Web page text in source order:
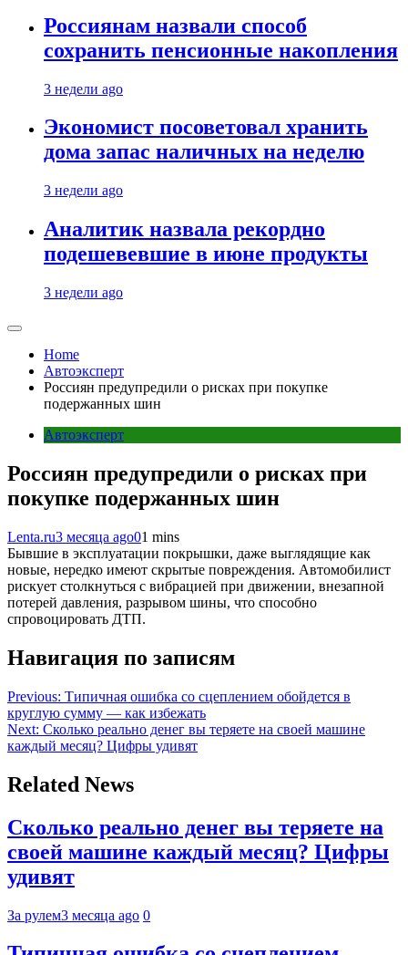
Россиянам назвали способ
сохранить пенсионные накопления
3 недели ago
Экономист посоветовал хранить
дома запас наличных на неделю
3 недели ago
Аналитик назвала рекордно
подешевевшие в июне продукты
3 недели ago
Home
Автоэксперт
Россиян предупредили о рисках при покупке
подержанных шин
Автоэксперт
Россиян предупредили о рисках при
покупке подержанных шин
Lenta.ru3 месяца ago01 mins
Бывшие в эксплуатации покрышки, даже выглядящие как
новые, нередко имеют скрытые повреждения. Автомобилист
рискует столкнуться с вибрацией при движении, внезапной
потерей давления, разрывом шины, что способно
спровоцировать ДТП.
Навигация по записям
Previous: Типичная ошибка со сцеплением обойдется в
круглую сумму — как избежать
Next: Сколько реально денег вы теряете на своей машине
каждый месяц? Цифры удивят
Related News
Сколько реально денег вы теряете на
своей машине каждый месяц? Цифры
удивят
За рулем3 месяца ago 0